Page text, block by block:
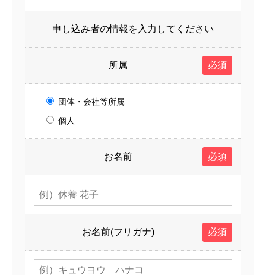
申し込み者の情報を入力してください
所属 必須
団体・会社等所属
個人
お名前 必須
お名前(フリガナ) 必須